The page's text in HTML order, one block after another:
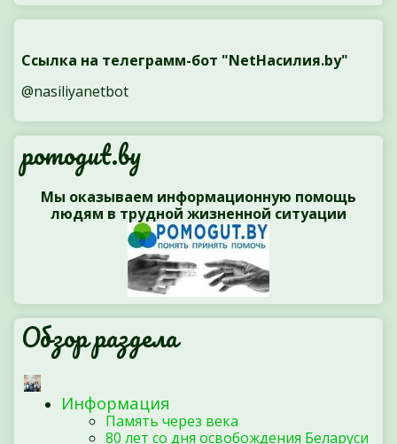
Ссылка на телеграмм-бот "NetНасилия.by"
@nasiliyanetbot
pomogut.by
Мы оказываем информационную помощь
людям в трудной жизненной ситуации
Обзор раздела
Информация
Память через века
80 лет со дня освобождения Беларуси